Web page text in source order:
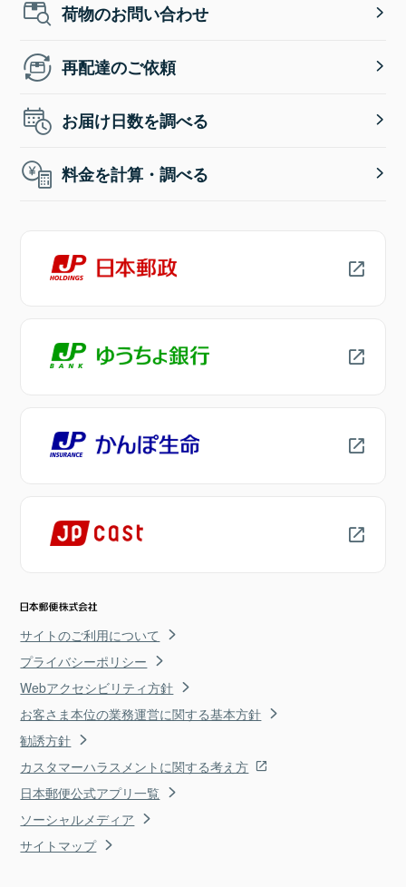
荷物のお問い合わせ
再配達のご依頼
お届け日数を調べる
料金を計算・調べる
サイトのご利用について
プライバシーポリシー
Webアクセシビリティ方針
お客さま本位の業務運営に関する基本方針
勧誘方針
カスタマーハラスメントに関する考え方
日本郵便公式アプリ一覧
ソーシャルメディア
サイトマップ